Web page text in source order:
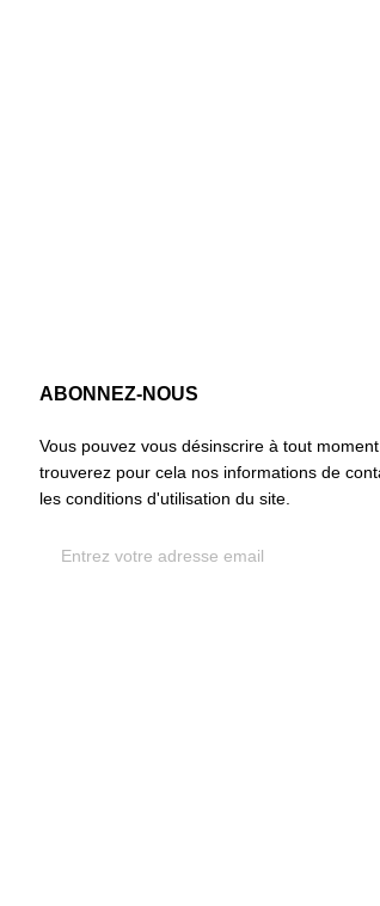
ABONNEZ-NOUS
Vous pouvez vous désinscrire à tout
trouverez pour cela nos informations de
les conditions d'utilisation du site.